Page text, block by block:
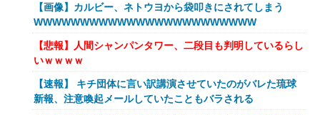
キメラって倫理観無くせば普通に作れるんか？
【艦これ】E5クリアした人に聞きたいんだけど基地航空の
熟練度どうしてた？
【艦これ】軽空母混成の潜水マスって陣形なんにしてます
の？？？
【艦これ】みんなもう終わってそうだから聞くんだけど E3-
【画像】カルビー、ネトウヨから袋叩きにされてしまう
WWWWWWWWWWWWWWWWWWWWWWWW
【悲報】人間シャンパンタワー、二段目も判明しているらし
いｗｗｗｗ
【速報】 キチ団体に言い訳講演させていたのがバレた琉球
新報、注意喚起メールしていたこともバラされる